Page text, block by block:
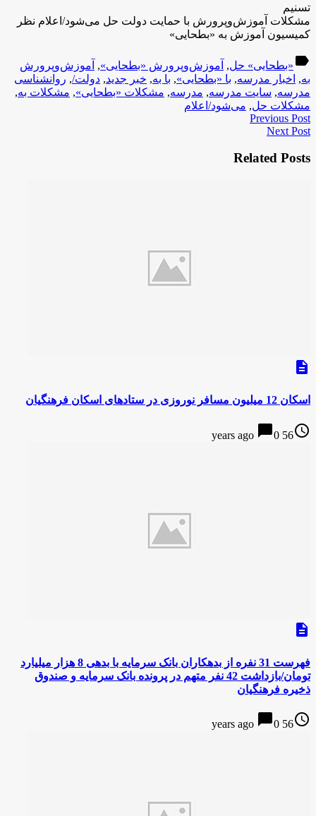
تسنیم
مشکلات آموزش‌وپرورش با حمایت دولت حل می‌شود/اعلام نظر
کمیسیون آموزش به «بطحایی»
label «بطحایی» حل, آموزش‌وپرورش «بطحایی», آموزش‌وپرورش
به, اخبار مدرسه, با «بطحایی», با به, خبر جدید, دولت/, روانشناسی
مدرسه, سایت مدرسه, مدرسه, مشکلات «بطحایی», مشکلات به,
مشکلات حل, می‌شود/اعلام
Previous Post
Next Post
Related Posts
description
اسکان 12 میلیون مسافر نوروزی در ستادهای اسکان فرهنگیان
access_time
56 years ago
chat_bubble0
description
فهرست 31 نفره از بدهکاران بانک سرمایه با بدهی 8 هزار میلیارد
تومان/بازداشت 42 نفر متهم در پرونده بانک سرمایه و صندوق
ذخیره فرهنگیان
access_time
56 years ago
chat_bubble0